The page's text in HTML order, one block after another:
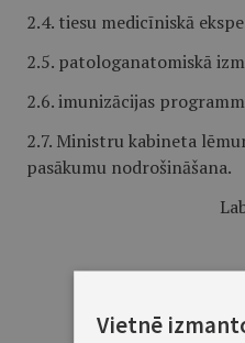
2.4. tiesu medicīniskā
2.5. patologanatomiskā
2.6. imunizācijas
2.7. Ministru kabineta
pasākumu nodrošināšana.
1993. gada 7.
Vietnē